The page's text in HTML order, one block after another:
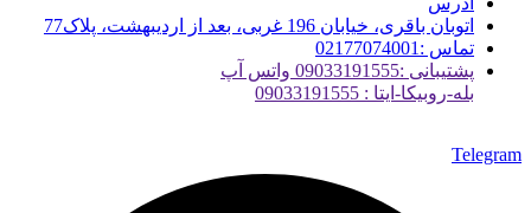
اتوبان باقری، خیابان 196 غربی، بعد از اردیبهشت، پلاک77
تماس :02177074001
پشتیبانی :09033191555 واتس آپ
بله-روبیکا-ایتا : 09033191555
Telegram